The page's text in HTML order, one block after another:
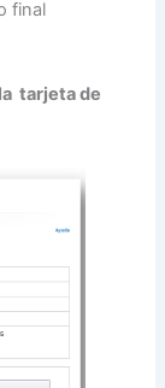
final
tarjeta de